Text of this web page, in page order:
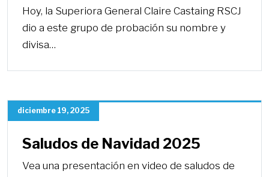
Hoy, la Superiora General Claire Castaing RSCJ
dio a este grupo de probación su nombre y
divisa…
diciembre 19, 2025
Saludos de Navidad 2025
Vea una presentación en video de saludos de